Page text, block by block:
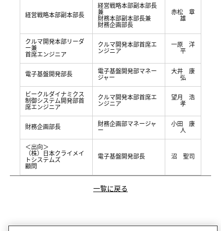
経営戦略本部副本部長
経営戦略本部副本部長
兼
財務本部副本部長兼
財務企画部長
赤松 章
雄
クルマ開発本部リーダ
ー兼
首席エンジニア
クルマ開発本部首席エ
ンジニア
一原 洋
平
電子基盤開発部長
電子基盤開発部マネー
ジャー
大井 康
弘
ビークルダイナミクス
制御システム開発部首
席エンジニア
クルマ開発本部首席エ
ンジニア
望月 浩
孝
財務企画部長
財務企画部マネージャ
ー
小田 康
人
＜出向＞
（株）日本クライメイ
トシステムズ
顧問
電子基盤開発部長 沼 聖司
一覧に戻る